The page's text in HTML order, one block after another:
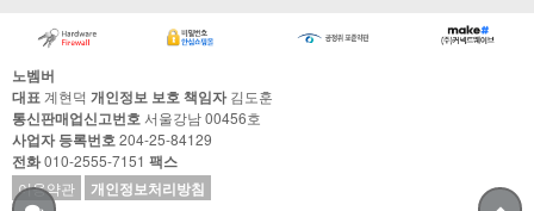
노벰버
대표 계현덕 개인정보 보호 책임자김도훈
통신판매업신고번호 서울강남 00456호
사업자 등록번호204-25-84129
전화010-2555-7151 팩스
이용약관 개인정보처리방침